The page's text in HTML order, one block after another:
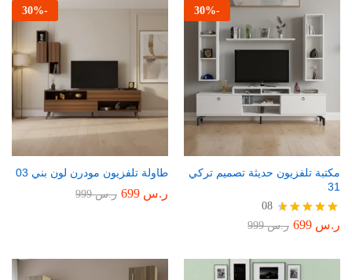
-
30%
مكتبة تلفزيون حديثة تصميم تركي
31
تم التقييم
08
ر.س ر.س999
-
30%
طاولة تلفزيون مودرن لون بني 03
ر.س ر.س999